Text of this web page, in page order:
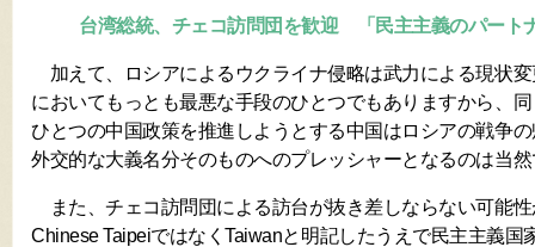
台湾総統、チェコ訪問団を歓迎 「民主主義のパート
加えて、ロシアによるウクライナ侵略は武力による現状
においてもっとも最悪な手段のひとつでもありますから、
ひとつの中国政策を推進しようとする中国はロシアの戦争
外交的な大義名分そのものへのプレッシャーとなるのは当
また、チェコ訪問団による訪台が抜き差しならない可能
Chinese TaipeiではなくTaiwanと明記したうえで民主主義国